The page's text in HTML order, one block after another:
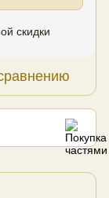
скидки